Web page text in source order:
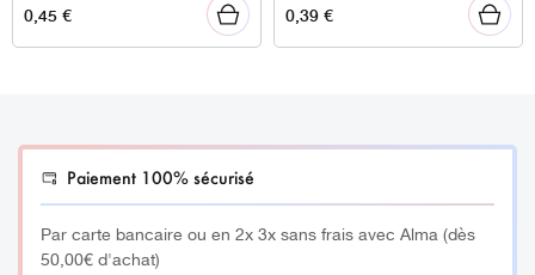
0,45€ 0,39€
Paiement 100% sécurisé
Par carte bancaire ou en 2x 3x sans frais avec Alma (dès
50,00€ d'achat)